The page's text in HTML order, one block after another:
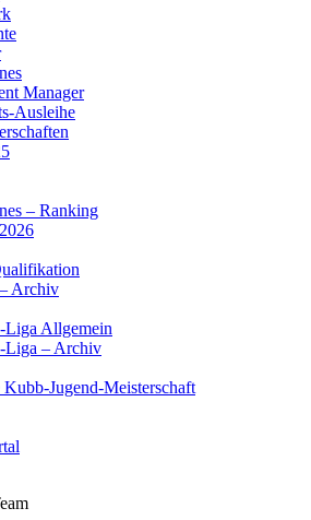
Manager
Ausleihe
– Ranking
Archiv
Allgemein
– Archiv
Kubb-Jugend-Meisterschaft